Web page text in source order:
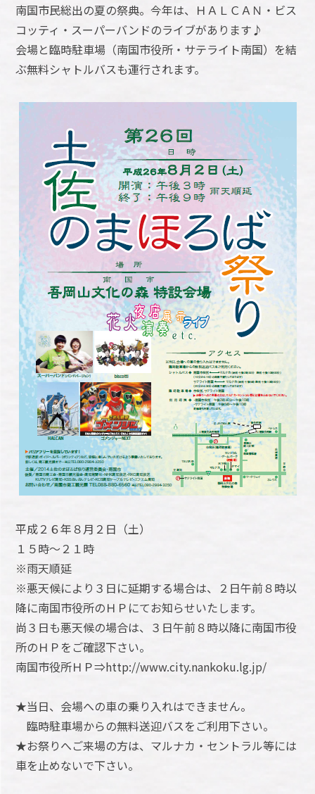
南国市民総出の夏の祭典。今年は、ＨＡＬＣＡＮ・ビス
コッティ・スーパーバンドのライブがあります♪
会場と臨時駐車場（南国市役所・サテライト南国）を結
ぶ無料シャトルバスも運行されます。
平成２６年８月２日（土）
１５時～２１時
※雨天順延
※悪天候により３日に延期する場合は、２日午前８時以
降に南国市役所のＨＰにてお知らせいたします。
尚３日も悪天候の場合は、３日午前８時以降に南国市役
所のＨＰをご確認下さい。
南国市役所ＨＰ⇒http://www.city.nankoku.lg.jp/
★当日、会場への車の乗り入れはできません。
臨時駐車場からの無料送迎バスをご利用下さい。
★お祭りへご来場の方は、マルナカ・セントラル等には
車を止めないで下さい。